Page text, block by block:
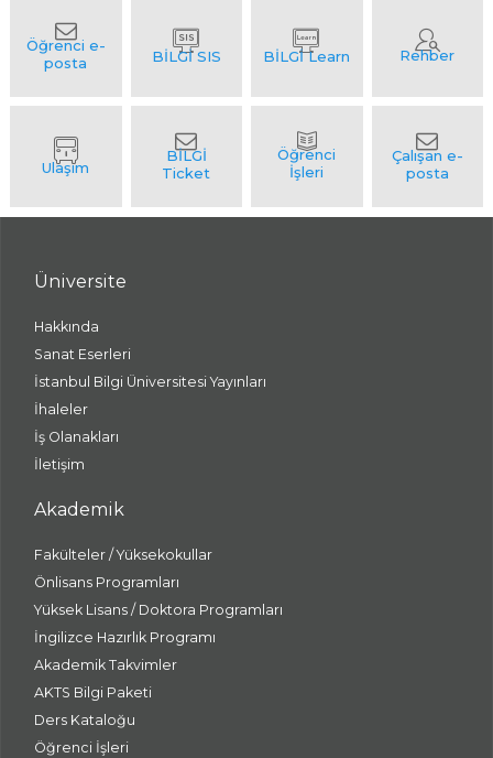
Üniversite
Hakkında
Sanat Eserleri
İstanbul Bilgi Üniversitesi Yayınları
İhaleler
İş Olanakları
İletişim
Akademik
Fakülteler / Yüksekokullar
Önlisans Programları
Yüksek Lisans / Doktora Programları
İngilizce Hazırlık Programı
Akademik Takvimler
AKTS Bilgi Paketi
Ders Kataloğu
Öğrenci İşleri